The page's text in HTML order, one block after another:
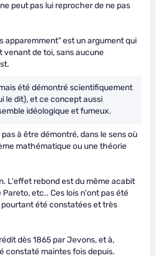
peut pas lui reprocher de ne pas
apparemment" est un argument qui
venant de toi, sans aucune
été démontré scientifiquement
le dit), et ce concept aussi
idéologique et fumeux.
à être démontré, dans le sens où
mathématique ou une théorie
L'effet rebond est du même acabit
Pareto, etc.. Ces lois n'ont pas été
été constatées et très
dès 1865 par Jevons, et à,
constaté maintes fois depuis.